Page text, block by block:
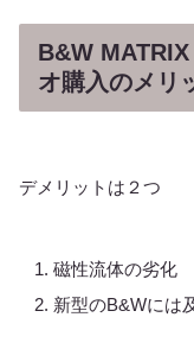
B&W
オ購入のメリ
デメリットは２つ
磁性流体の劣化
新型のB&Wには